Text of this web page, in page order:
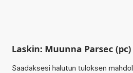
Laskin: Muunna Parsec (pc)
Saadaksesi halutun tuloksen